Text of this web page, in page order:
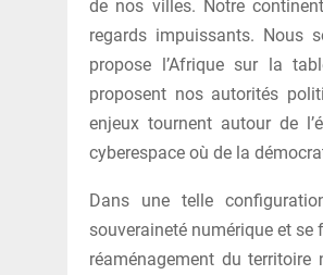
de nos villes. Notre
regards impuissants. Nous
propose l’Afrique sur la
proposent nos autorités
enjeux tournent autour de
cyberespace où de la
Dans une telle
souveraineté numérique et se
réaménagement du territoire